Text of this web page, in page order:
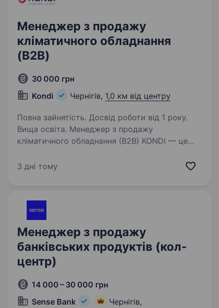
Менеджер з продажу
кліматичного обладнання
(B2B)
30 000 грн
Kondi
Чернігів, 1,0 км від центру
Повна зайнятість. Досвід роботи від 1 року.
Вища освіта. Менеджер з продажу
кліматичного обладнання (B2B) KONDI — це
Ми вже понад 15 років створюємо комфорт
3 дні тому
Менеджер з продажу
банківських продуктів (кол-
центр)
14 000 – 30 000 грн
Sense Bank
Чернігів,